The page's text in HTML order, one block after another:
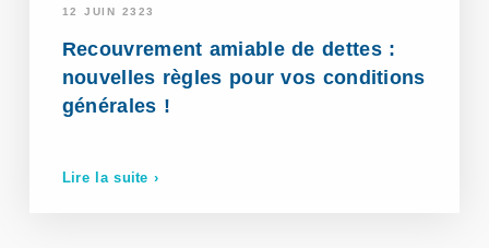
12 JUIN 2323
Recouvrement amiable de dettes :
nouvelles règles pour vos conditions
générales !
Lire la suite ›